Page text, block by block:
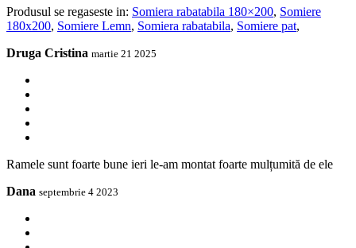
Produsul se regaseste in: Somiera rabatabila 180×200, Somiere
180x200, Somiere Lemn, Somiera rabatabila, Somiere pat,
Druga Cristina martie 21 2025
Ramele sunt foarte bune ieri le-am montat foarte mulțumită de ele
Dana septembrie 4 2023